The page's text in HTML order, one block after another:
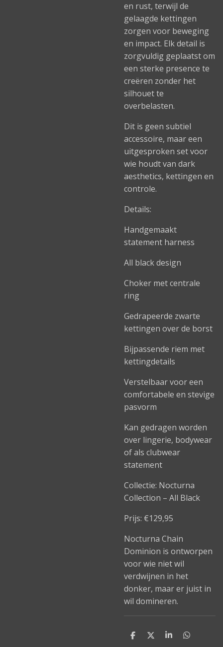
en rust, terwijl de
gelaagde kettingen
zorgen voor beweging
en impact. Elk detail is
zorgvuldig geplaatst om
een sterke presence te
creëren zonder het
silhouet te
overbelasten.
Dit is geen subtiel
accessoire, maar een
uitgesproken set voor
wie houdt van dark
aesthetics, kettingen en
controle.
Details:
Handgemaakt
statement harness
All black design
Choker met centrale
ring
Gedrapeerde zwarte
kettingen over de borst
Bijpassende riem met
kettingdetails
Verstelbaar voor een
comfortabele en stevige
pasvorm
Kan gedragen worden
over lingerie, bodywear
of als clubwear
statement
Collectie: Nocturna
Collection – All Black
Prijs: €129,95
Nocturna Chain
Dominion is ontworpen
voor wie niet wil
verdwijnen in het
donker, maar er juist in
wil domineren.
D
D
S
D